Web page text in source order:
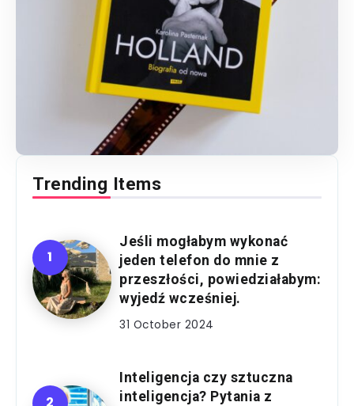
Trending Items
Jeśli mogłabym wykonać
jeden telefon do mnie z
przeszłości, powiedziałabym:
wyjedź wcześniej.
31 October 2024
Inteligencja czy sztuczna
inteligencja? Pytania z